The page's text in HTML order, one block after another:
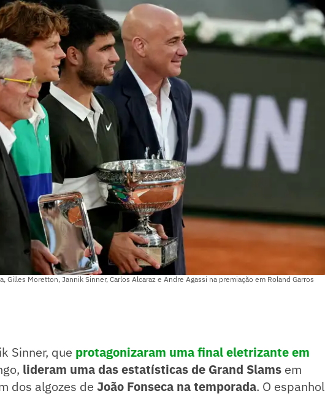
Gilles Moretton, Jannik Sinner, Carlos Alcaraz e Andre Agassi na premiação em Roland Garros
Sinner, que protagonizaram uma final eletrizante em
lideram uma das estatísticas de Grand Slams em
dos algozes de João Fonseca na temporada. O espanhol